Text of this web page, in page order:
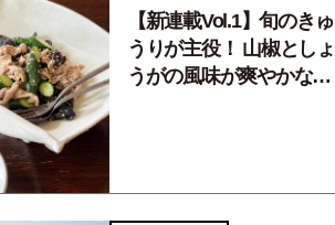
【新連載Vol.1】旬のきゅ
うりが主役！ 山椒としょ
うがの風味が爽やかな、